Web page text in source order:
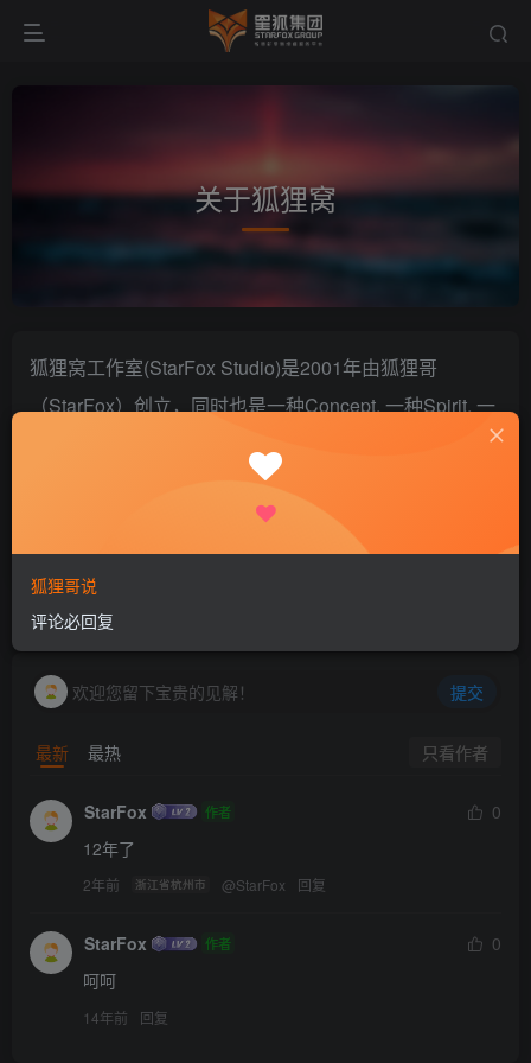
关于狐狸窝
狐狸窝工作室(StarFox Studio)是2001年由狐狸哥
（StarFox）创立，同时也是一种Concept, 一种Spirit, 一
StarFox’s Blog! – 生活轨迹，心情释放地！
希望您能收藏本站，并经常关顾，留下您的字字句句！
评论共2条
欢迎您留下宝贵的见解！ 提交
最新 最热 只看作者
StarFox 作者
0
12年了
2年前 浙江省杭州市 @StarFox 回复
StarFox 作者
0
呵呵
14年前 回复
狐狸哥说
评论必回复